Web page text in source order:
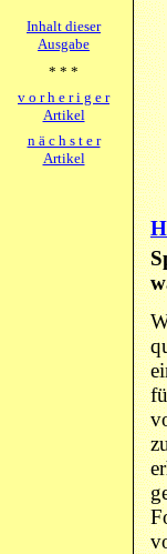
Inhalt dieser
Ausgabe
* * *
v o r h e r i g e r
Artikel
n ä c h s t e r
Artikel